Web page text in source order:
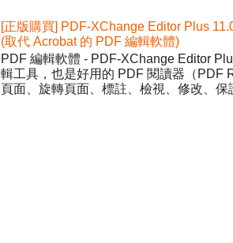
[正版購買] PDF-XChange Editor Plus
(取代 Acrobat 的 PDF 編輯軟體)
PDF 編輯軟體 - PDF-XChange Editor
輯工具，也是好用的 PDF 閱讀器（PDF
頁面、旋轉頁面、標註、檢視、修改、保